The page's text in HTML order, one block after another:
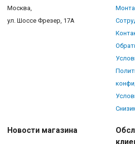
Москва,
ул. Шоссе Фрезер, 17А
Новости магазина